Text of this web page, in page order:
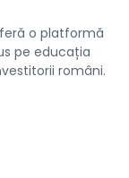
o platformă
pe educația
români.